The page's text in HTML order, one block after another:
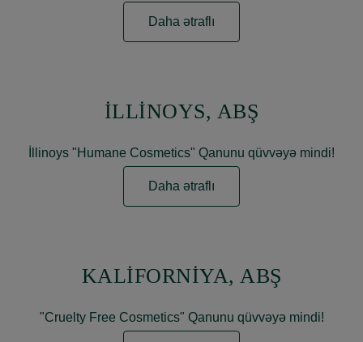
Daha ətraflı
İLLİNOYS, ABŞ
İllinoys "Humane Cosmetics" Qanunu qüvvəyə mindi!
Daha ətraflı
KALİFORNİYA, ABŞ
"Cruelty Free Cosmetics" Qanunu qüvvəyə mindi!